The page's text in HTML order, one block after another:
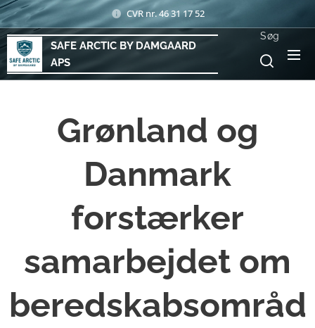
CVR nr. 46 31 17 52
SAFE ARCTIC BY DAMGAARD
APS
Søg
Grønland og
Danmark
forstærker
samarbejdet om
beredskabsområd